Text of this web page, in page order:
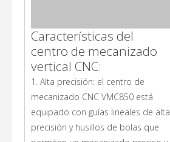
Características del
centro de mecanizado
vertical CNC:
1. Alta precisión: el centro de
mecanizado CNC VMC850 está
equipado con guías lineales de alta
precisión y husillos de bolas que